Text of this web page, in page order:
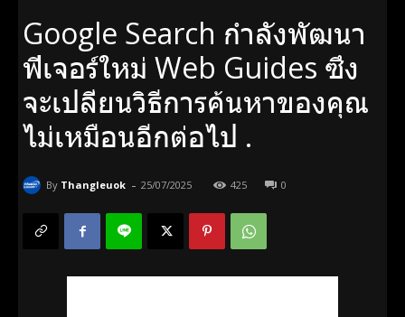
Google Search กำลังพัฒนา
ฟีเจอร์ใหม่ Web Guides ซึ่ง
จะเปลี่ยนวิธีการค้นหาของคุณ
ไม่เหมือนอีกต่อไป .
By Thangleuok - 25/07/2025 425 0